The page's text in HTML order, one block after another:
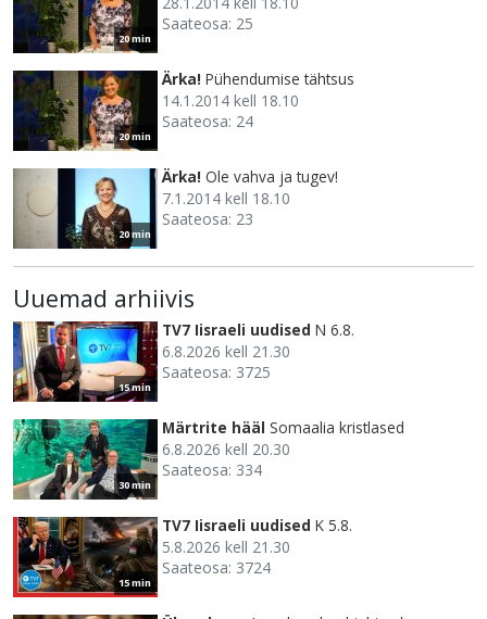
20 min
Saateosa: 25
20 min
Ärka! Pühendumise tähtsus
14.1.2014 kell 18.10
Saateosa: 24
20 min
Ärka! Ole vahva ja tugev!
7.1.2014 kell 18.10
Saateosa: 23
Uuemad arhiivis
15 min
TV7 Iisraeli uudised N 6.8.
6.8.2026 kell 21.30
Saateosa: 3725
30 min
Märtrite hääl Somaalia kristlased
6.8.2026 kell 20.30
Saateosa: 334
15 min
TV7 Iisraeli uudised K 5.8.
5.8.2026 kell 21.30
Saateosa: 3724